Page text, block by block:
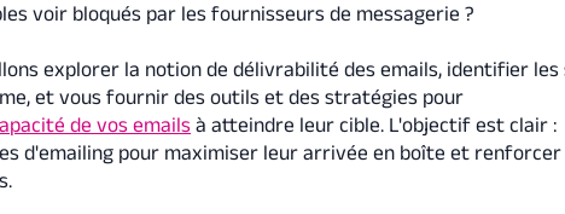
voir bloqués par les fournisseurs de messagerie ?
explorer la notion de délivrabilité des emails, identifier les
et vous fournir des outils et des stratégies pour
de vos emails à atteindre leur cible. L'objectif est clair :
d'emailing pour maximiser leur arrivée en boîte et